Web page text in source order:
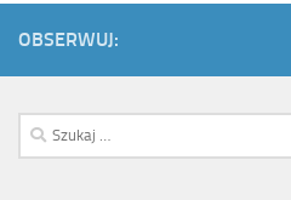
OBSERWUJ:
Szukaj: